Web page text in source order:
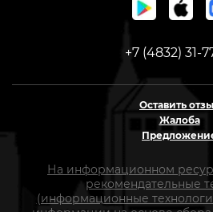
+7 (4832) 31-
Оставить
Жалоба
На информационном
рекомендательные
(информационные